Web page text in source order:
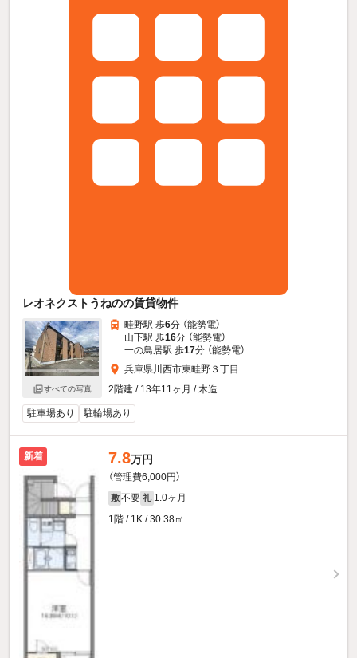
レオネクストうねのの賃貸物件
すべての写真
畦野駅 歩6分 （能勢電）
山下駅 歩16分 （能勢電）
一の鳥居駅 歩17分 （能勢電）
兵庫県川西市東畦野３丁目
2階建 / 13年11ヶ月 / 木造
駐車場あり 駐輪場あり
新着 7.8万円
（管理費6,000円）
敷 不要 礼 1.0ヶ月
1階 / 1K / 30.38㎡